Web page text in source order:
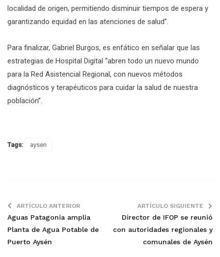
localidad de origen, permitiendo disminuir tiempos de espera y
garantizando equidad en las atenciones de salud”.
Para finalizar, Gabriel Burgos, es enfático en señalar que las
estrategias de Hospital Digital “abren todo un nuevo mundo
para la Red Asistencial Regional, con nuevos métodos
diagnósticos y terapéuticos para cuidar la salud de nuestra
población”.
Tags: aysen
ARTÍCULO ANTERIOR
Aguas Patagonia amplia
Planta de Agua Potable de
Puerto Aysén
ARTÍCULO SIGUIENTE
Director de IFOP se reunió
con autoridades regionales y
comunales de Aysén